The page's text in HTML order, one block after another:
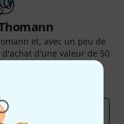
et, avec un peu de
d'une valeur de 50